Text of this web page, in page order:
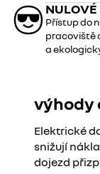
NULOVÉ
Přístup do
pracoviště
a
výhody
Elektrické
snižují
dojezd